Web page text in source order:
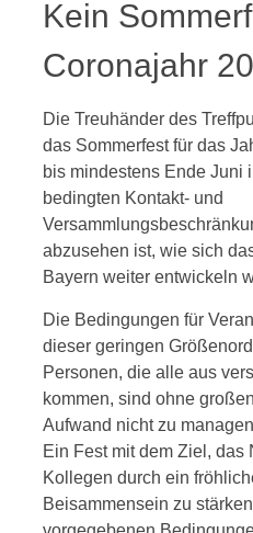
Kein
Coronajahr
Die Treuhänder des
das Sommerfest für das
bis mindestens Ende Juni
bedingten Kontakt- und
abzusehen ist, wie sich
Bayern weiter entwickeln
Die Bedingungen für
dieser geringen
Personen, die alle aus
kommen, sind ohne
Aufwand nicht zu
Ein Fest mit dem Ziel, das
Kollegen durch ein
Beisammensein zu